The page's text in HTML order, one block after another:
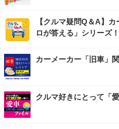
【クルマ疑問Q＆A】
ロが答える」シリーズ！
カーメーカー「旧車」
クルマ好きにとって「